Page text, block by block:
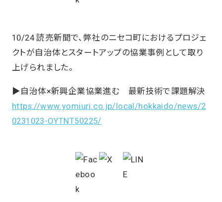
10/24 読売新聞で、弊社のニセコ町におけるプロジェ
クトが自治体とスタートアップの協業事例として取り
上げられました。
▶自治体×新興企業協業進む 最新技術で課題解決
https://www.yomiuri.co.jp/local/hokkaido/news/2
0231023-OYTNT50225/